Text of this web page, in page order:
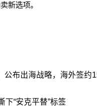
新选项。
公布出海战略，海外签约
下“安克平替”标签